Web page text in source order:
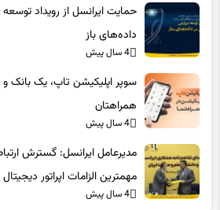
حمایت ایرانسل از رویداد
داده‌های باز
4 سال پیش
همراهتان
4 سال پیش
مدیرعامل ایرانسل: گسترش
مهمترین الزامات اپراتور
4 سال پیش